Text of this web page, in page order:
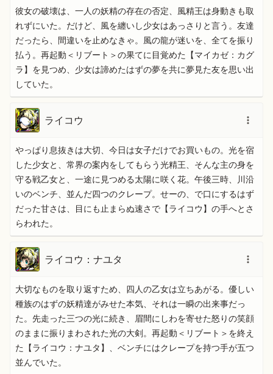
彼女の破壊は、一人の妖精の存在の否定、風精王は身動きも取
れずにいた。だけど、風を纏いし少女はあっさりと言う。友達
だったら、間違いを止めなきゃ。風の龍が迷いを、全てを振り
払う。再起動＜リブート＞の果てに目覚めた【マイカゼ：カグ
ラ】を見つめ、少女は諦めたはずの夢を共に夢見た友を思い出
していた。
ライコウ
やっぱり息抜きは大切、今日は女子だけでお買いもの。光を宿
した少女と、常界の案内をしてもらう光精王、そんな主の身を
守る戦乙女と、一途に見つめる太陽に咲く花。午後三時、川沿
いのベンチ、並んだ四つのクレープ。せーの、で口にするはず
だった甘さは、目にも止まらぬ速さで【ライコウ】の手へとさ
らわれた。
ライコウ：ナユタ
大切なものを取り返すため、四人の乙女は立ちあがる。優しい
種族のはずの妖精達がみせた本気、それは一瞬の出来事だっ
た。先走った三つの光に続き、眉間にしわを寄せた怒りの笑顔
のままに振りまわされた光の大剣。再起動＜リブート＞を終え
た【ライコウ：ナユタ】、ベンチにはクレープを持つ手が五つ
並んでいた。